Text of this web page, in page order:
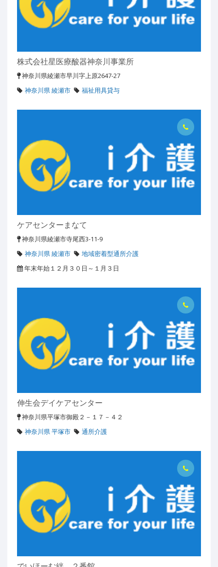
株式会社星医療酸器神奈川事業所
神奈川県綾瀬市早川字上原2647-27
神奈川県 綾瀬市
福祉用具貸与
ケアセンターまなて
神奈川県綾瀬市寺尾西3-11-9
神奈川県 綾瀬市
地域密着型通所介護
年末年始１２月３０日～１月３日
伸生会デイケアセンター
神奈川県平塚市御殿２－１７－４２
神奈川県 平塚市
通所介護